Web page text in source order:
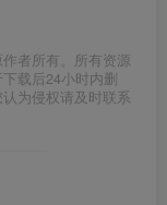
者所有。所有资源
载后24小时内删
为侵权请及时联系